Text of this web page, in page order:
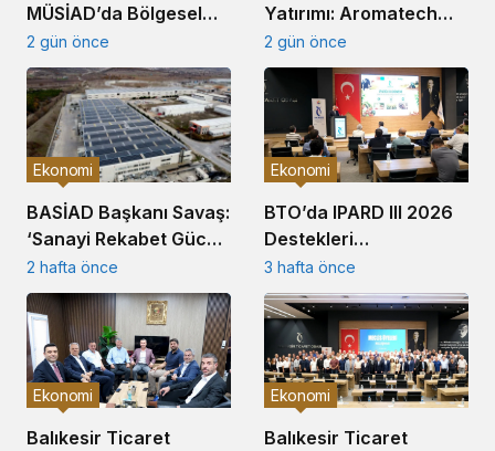
MÜSİAD’da Bölgesel
Ekonomide Güç Birliği
Çağrısı
2 gün önce
Yatırımı: Aromatech
BALOSB’da Üretim
Tesisi Kuruyor
2 gün önce
BASİAD Başkanı Savaş:
‘Sanayi Rekabet Gücü
Tarihsel Dipte’
Ekonomi
2 hafta önce
BTO’da IPARD III 2026
Destekleri
Bilgilendirme Toplantısı
Gerçekleştirildi
Ekonomi
3 hafta önce
Balıkesir Ticaret
Ekonomi
Balıkesir Ticaret
Ekonomi